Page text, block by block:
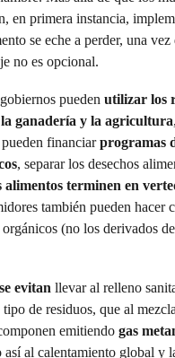
en primera instancia,
se eche a perder, una vez
no es opcional.
pueden utilizar los
ganadería y la agricultura
financiarprogramas
, separar los desechos
terminen en
también pueden hacer
(no los derivados
se evitan llevar al relleno
tipo de residuos, que al
emitiendo gas
al calentamiento global y